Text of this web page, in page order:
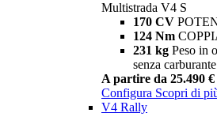
Multistrada V4 S
170 CV
124 Nm
231 kg Peso in
senza carburante
A partire da 25.490 €
Configura Scopri di
V4 Rally